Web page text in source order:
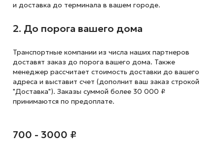
и доставка до терминала в вашем городе.
2. До порога вашего дома
Транспортные компании из числа наших партнеров
доставят заказ до порога вашего дома. Также
менеджер рассчитает стоимость доставки до вашего
адреса и выставит счет (дополнит ваш заказ строкой
"Доставка"). Заказы суммой более 30 000 ₽
принимаются по предоплате.
700 - 3000 ₽